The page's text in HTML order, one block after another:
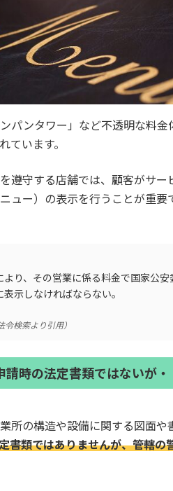
パンタワー」など不透明な料金
ています。
遵守する店舗では、顧客がサー
ュー）の表示を行うことが重要
り、その営業に係る料金で国家公安
示しなければならない。
検索より引用）
時の法定書類ではないが・
所の構造や設備に関する図面や
書類ではありませんが、管轄の